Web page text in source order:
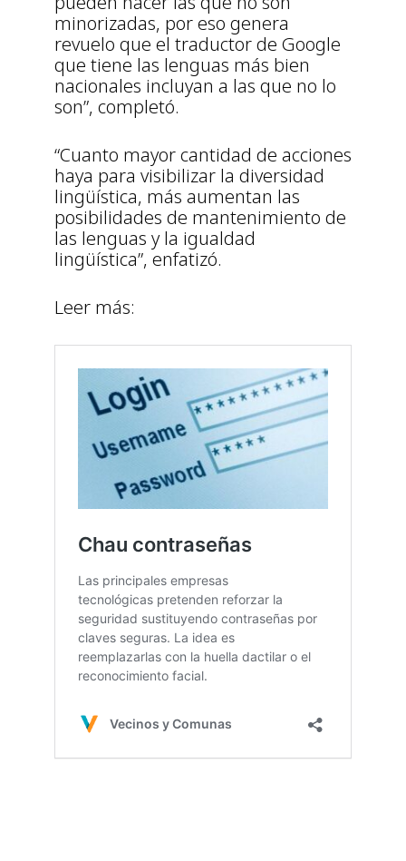
minorizadas, por eso genera
revuelo que el traductor de Google
que tiene las lenguas más bien
nacionales incluyan a las que no lo
son”, completó.
“Cuanto mayor cantidad de acciones
haya para visibilizar la diversidad
lingüística, más aumentan las
posibilidades de mantenimiento de
las lenguas y la igualdad
lingüística”, enfatizó.
Leer más: